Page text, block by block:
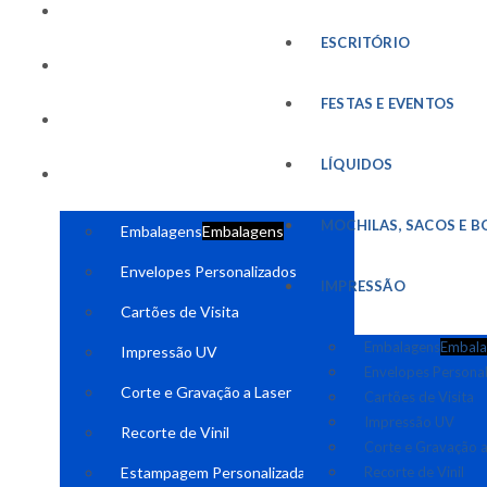
EmbalagensEmbalagens
Envelopes Personalizados
Cartões de Visita
Impressão UV
Corte e Gravação a Laser
Recorte de Vinil
Estampagem Personalizada
ESCRITÓRIO
FESTAS E EVENTOS
LÍQUIDOS
MOCHILAS, SACOS E
IMPRESSÃO
Embalagens
Envelopes
Cartões de Visita
Impressão UV
Corte e Gravação
Recorte de Vinil